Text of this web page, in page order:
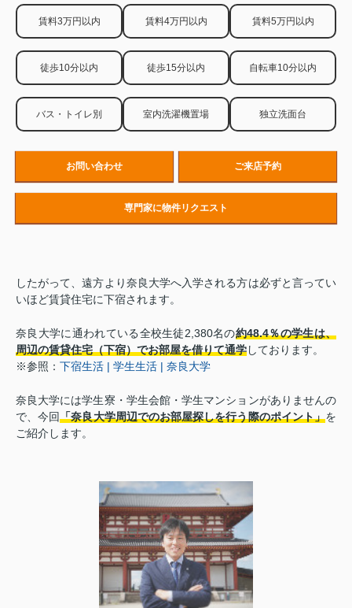
賃料3万円以内 賃料4万円以内 賃料5万円以内
徒歩10分以内 徒歩15分以内 自転車10分以内
バス・トイレ別 室内洗濯機置場 独立洗面台
お問い合わせ ご来店予約
専門家に物件リクエスト
したがって、遠方より奈良大学へ入学される方は必ずと言ってい
いほど賃貸住宅に下宿されます。
奈良大学に通われている全校生徒2,380名の約48.4％の学生は、
周辺の賃貸住宅（下宿）でお部屋を借りて通学しております。
※参照： 下宿生活 | 学生生活 | 奈良大学
奈良大学には学生寮・学生会館・学生マンションがありませんの
で、今回「奈良大学周辺でのお部屋探しを行う際のポイント」を
ご紹介します。